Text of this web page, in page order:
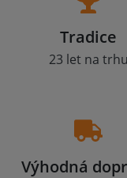
Tradice
23 let na trhu
Výhodná